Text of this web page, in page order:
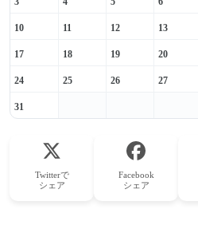
10 11 12 13
17 18 19 20
24 25 26 27
31
Twitterで
シェア
Facebook
シェア